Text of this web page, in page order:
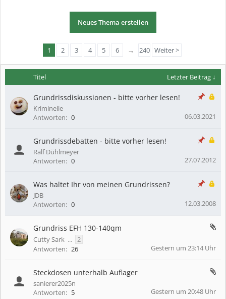
Neues Thema erstellen
1 2 3 4 5 6 → 240 Weiter >
Titel Letzter Beitrag ↓
Grundrissdiskussionen - bitte vorher lesen!
Kriminelle
Antworten: 0 06.03.2021
Grundrissdebatten - bitte vorher lesen!
Ralf Dühlmeyer
Antworten: 0 27.07.2012
Was haltet Ihr von meinen Grundrissen?
JDB
Antworten: 0 12.03.2008
Grundriss EFH 130-140qm
Cutty Sark ... 2
Antworten: 26 Gestern um 23:14 Uhr
Steckdosen unterhalb Auflager
sanierer2025n
Antworten: 5 Gestern um 20:48 Uhr